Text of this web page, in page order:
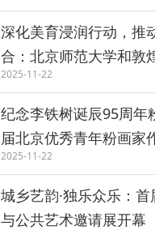
深化美育浸润行动，推
合：北京师范大学和敦
署合作协议
2025-11-22
纪念李铁树诞辰95周年
届北京优秀青年粉画家
京开幕
2025-11-22
城乡艺韵·独乐众乐：
与公共艺术邀请展开幕